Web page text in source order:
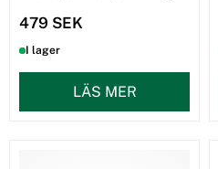
479 SEK
I lager
LÄS MER